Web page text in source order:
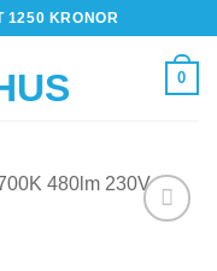
1250 KRONOR
0